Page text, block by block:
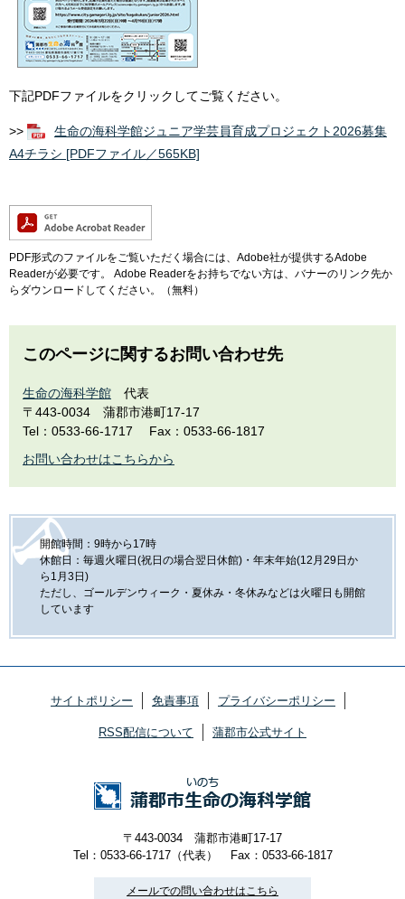
下記PDFファイルをクリックしてご覧ください。
>>
生命の海科学館ジュニア学芸員育成プロジェクト2026募集
A4チラシ [PDFファイル／565KB]
PDF形式のファイルをご覧いただく場合には、Adobe社が提供するAdobe
Readerが必要です。
Adobe Readerをお持ちでない方は、バナーのリンク先か
らダウンロードしてください。（無料）
このページに関するお問い合わせ先
生命の海科学館
代表
〒443-0034
蒲郡市港町17-17
Tel：0533-66-1717
Fax：0533-66-1817
お問い合わせはこちらから
開館時間：9時から17時
休館日：毎週火曜日(祝日の場合翌日休館)・年末年始(12月29日か
ら1月3日)
ただし、ゴールデンウィーク・夏休み・冬休みなどは火曜日も開館
しています
サイトポリシー 免責事項 プライバシーポリシー
RSS配信について 蒲郡市公式サイト
〒443-0034 蒲郡市港町17-17
Tel：0533-66-1717（代表）
Fax：0533-66-1817
メールでの問い合わせはこちら